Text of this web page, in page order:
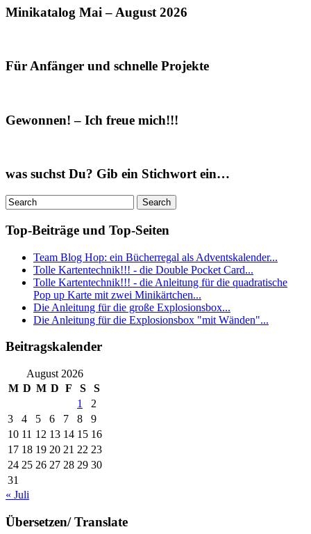
Minikatalog Mai – August 2026
Für Anfänger und schnelle Projekte
Gewonnen! – Ich freue mich!!!
was suchst Du? Gib ein Stichwort ein…
Top-Beiträge und Top-Seiten
Team Blog Hop: ein Bücherregal als Adventskalender...
Tolle Kartentechnik!!! - die Double Pocket Card...
Tolle Kartentechnik!!! - die Anleitung für die quadratische
Pop up Karte mit zwei Minikärtchen...
Die Anleitung für die große Explosionsbox...
Die Anleitung für die Explosionsbox "mit Wänden"...
Beitragskalender
August 2026
M D M D F S
S
1
2
3
4 5 6 7 8
9
10 11 12 13 14 15 16
17 18 19 20 21 22 23
24 25 26 27 28 29 30
31
« Juli
Übersetzen/ Translate